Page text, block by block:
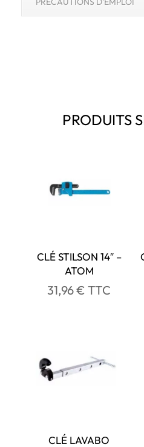
PRODUITS
CLÉ STILSON 14″ –
ATOM
31,96€ TTC
CLÉ LAVABO